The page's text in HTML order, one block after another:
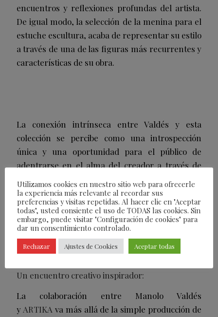
encuentros y reflexiones profundas del artista.
De igual modo, la selección de la menina para el
estuche escultura, acaba de representar su estilo
a través de una de las figuras más recurrentes y
características de su obra.
La conexión intrínseca entre Valdés y esta
colección se percibe como una introspección
única y una oportunidad para el público de
adentrarse en el alma del creador a través de
obras maestras; que nos abren una ventana a su
mundo interior y a la riqueza de su universo
creativo.
Un encuentro creativo inspirador:
La colaboración entre Manolo Valdés
y ARTIKA va más allá de la simple producción de
Utilizamos cookies en nuestro sitio web para ofrecerle
la experiencia más relevante al recordar sus
preferencias y visitas repetidas. Al hacer clic en "Aceptar
todas", usted consiente el uso de TODAS las cookies. Sin
embargo, puede visitar "Configuración de cookies" para
dar un consentimiento controlado.
Rechazar Ajustes de Cookies Aceptar todas